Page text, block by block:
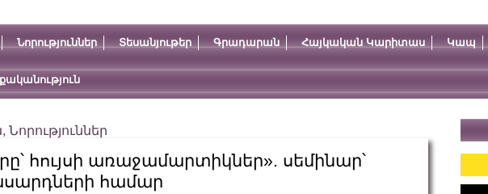
Նորություններ Տեսանյութեր Գրադարան Հայկական Կարիտաս Կապ
, Նորություններ
հույսի առաջամարտիկներ». սեմինար՝
համար